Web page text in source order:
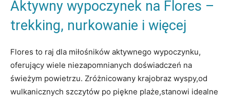
Aktywny wypoczynek na ⁤Flores –⁢
trekking, nurkowanie i więcej
Flores to⁢ raj dla miłośników ​aktywnego ‍wypoczynku,
oferujący wiele niezapomnianych doświadczeń na
‍świeżym powietrzu. Zróżnicowany krajobraz wyspy,od‌
wulkanicznych‌ szczytów po piękne ​plaże,stanowi‌ idealne